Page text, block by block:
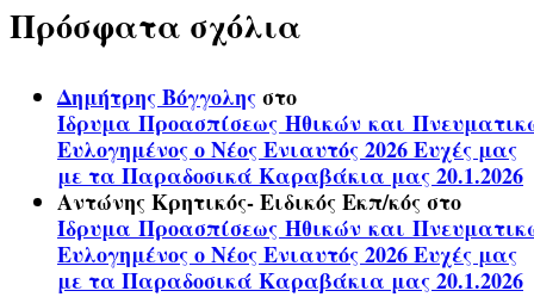
Πρόσφατα σχόλια
Δημήτρης Βόγγοληςστο
Ίδρυμα Προασπίσεως Ηθικών και
Ευλογημένος ο Νέος Ενιαυτός 2026 Ευχές μας
με τα Παραδοσικά Καραβάκια μας 20.1.2026
Αντώνης Κρητικός- Ειδικός Εκπ/κόςστο
Ίδρυμα Προασπίσεως Ηθικών και
Ευλογημένος ο Νέος Ενιαυτός 2026 Ευχές μας
με τα Παραδοσικά Καραβάκια μας 20.1.2026